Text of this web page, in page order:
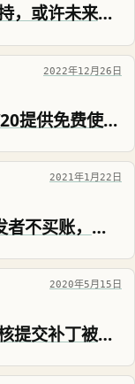
CentOS 8 将在 2021 年结束支持，或许未来不会再有免费的RHEL了
2022年12月26日
国产统信UOS服务器操作系统V20提供免费使用授权
2021年1月22日
CentOS 2021年底停更以后开发者不买账，红帽 RedHat 急眼了推出免费 RHEL 版本
2020年5月15日
华为 L20 安全专家为 Linux 内核提交补丁被发现漏洞，华为回应称与公司无关